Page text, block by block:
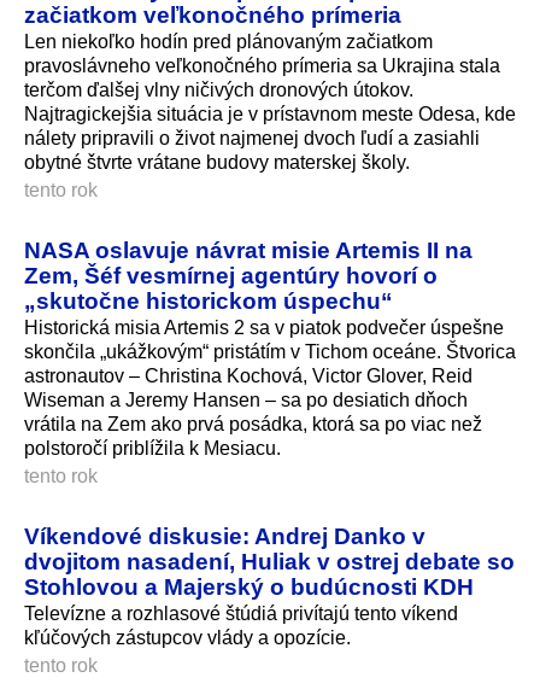
začiatkom veľkonočného prímeria
Len niekoľko hodín pred plánovaným začiatkom
pravoslávneho veľkonočného prímeria sa Ukrajina stala
terčom ďalšej vlny ničivých dronových útokov.
Najtragickejšia situácia je v prístavnom meste Odesa, kde
nálety pripravili o život najmenej dvoch ľudí a zasiahli
obytné štvrte vrátane budovy materskej školy.
tento rok
NASA oslavuje návrat misie Artemis II na
Zem, Šéf vesmírnej agentúry hovorí o
„skutočne historickom úspechu“
Historická misia Artemis 2 sa v piatok podvečer úspešne
skončila „ukážkovým“ pristátím v Tichom oceáne. Štvorica
astronautov – Christina Kochová, Victor Glover, Reid
Wiseman a Jeremy Hansen – sa po desiatich dňoch
vrátila na Zem ako prvá posádka, ktorá sa po viac než
polstoročí priblížila k Mesiacu.
tento rok
Víkendové diskusie: Andrej Danko v
dvojitom nasadení, Huliak v ostrej debate so
Stohlovou a Majerský o budúcnosti KDH
Televízne a rozhlasové štúdiá privítajú tento víkend
kľúčových zástupcov vlády a opozície.
tento rok